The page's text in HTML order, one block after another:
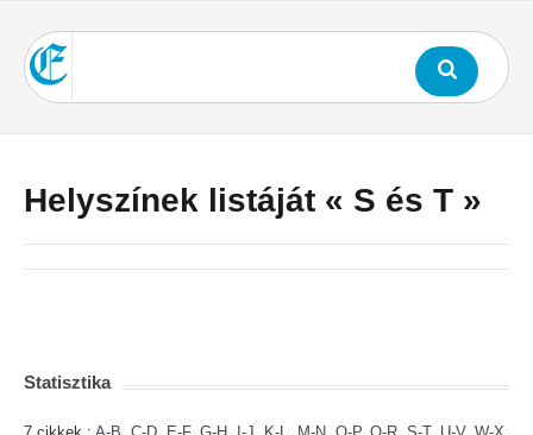
Helyszínek listáját « S és T »
Statisztika